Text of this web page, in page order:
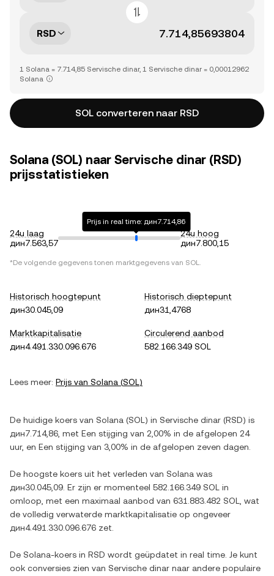
RSD
1 Solana = 7.714,85 Servische dinar, 1 Servische dinar = 0,00012962
Solana
SOL converteren naar RSD
Solana (SOL) naar Servische dinar (RSD)
prijsstatistieken
24u laag
дин7.563,57
Prijs in real time: дин7.714,86
24u hoog
дин7.800,15
*De volgende gegevens tonen marktgegevens van SOL.
Historisch hoogtepunt
дин30.045,09
Historisch dieptepunt
дин31,4768
Marktkapitalisatie
дин4.491.330.096.676
Circulerend aanbod
582.166.349 SOL
Lees meer: Prijs van Solana (SOL)
De huidige koers van Solana (SOL ) in Servische dinar (RSD) is
дин7.714,86 , met Een stijging van 2,00% in de afgelopen 24
uur, en Een stijging van 3,00% in de afgelopen zeven dagen.
De hoogste koers uit het verleden van Solana was
дин30.045,09 . Er zijn er momenteel 582.166.349 SOL in
omloop, met een maximaal aanbod van 631.883.482 SOL
, wat
de volledig verwaterde marktkapitalisatie op ongeveer
дин4.491.330.096.676 zet.
De Solana-koers in RSD wordt geüpdatet in real time. Je kunt
ook conversies zien van Servische dinar naar andere populaire